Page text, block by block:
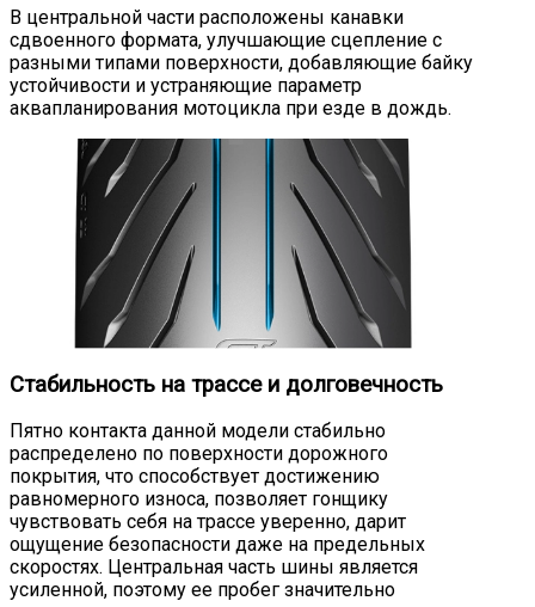
В центральной части расположены канавки
сдвоенного формата, улучшающие сцепление с
разными типами поверхности, добавляющие байку
устойчивости и устраняющие параметр
аквапланирования мотоцикла при езде в дождь.
Стабильность на трассе и долговечность
Пятно контакта данной модели стабильно
распределено по поверхности дорожного
покрытия, что способствует достижению
равномерного износа, позволяет гонщику
чувствовать себя на трассе уверенно, дарит
ощущение безопасности даже на предельных
скоростях. Центральная часть шины является
усиленной, поэтому ее пробег значительно